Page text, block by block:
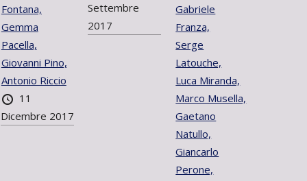
Fontana,
Gemma
Pacella,
Giovanni Pino,
Antonio Riccio
11
Dicembre 2017
Settembre
2017
Gabriele
Franza,
Serge
Latouche,
Luca Miranda,
Marco Musella,
Gaetano
Natullo,
Giancarlo
Perone,